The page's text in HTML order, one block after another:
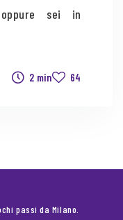
sei in
64
2 min
passi da Milano.